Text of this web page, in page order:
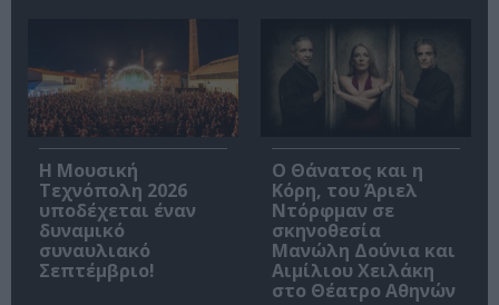
Η Μουσική
Τεχνόπολη 2026
υποδέχεται έναν
δυναμικό
συναυλιακό
Σεπτέμβριο!
Ο Θάνατος και η
Κόρη, του Άριελ
Ντόρφμαν σε
σκηνοθεσία
Μανώλη Δούνια και
Αιμίλιου Χειλάκη
στο Θέατρο Αθηνών